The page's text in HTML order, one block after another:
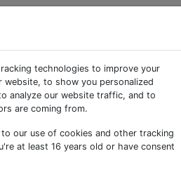
ich die
für
technologies to improve your
website, to show you personalized
analyze our website traffic, and to
are coming from.
our use of cookies and other tracking
at least 16 years old or have consent